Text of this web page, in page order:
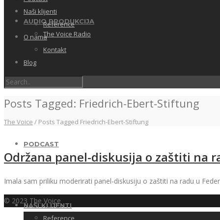
AUDIO PRODUKCIJA
The Voice Radio
FOTO
PODCAST
NAŠI KLIJENTI
Reference
Naši klijenti
Reference
O nama
Kontakt
Blog
Posts Tagged: Friedrich-Ebert-Stiftung
The Voice / Posts Tagged Friedrich-Ebert-Stiftung
Održana panel-diskusija o zaštiti na
Imala sam priliku moderirati panel-diskusiju o zaštiti na radu u
© 2023 The Voice